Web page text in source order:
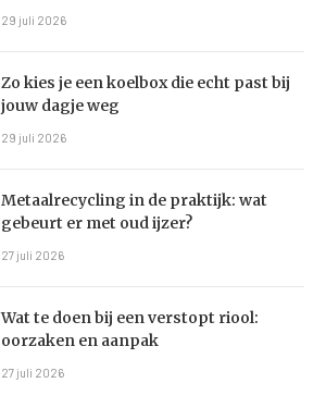
29 juli 2026
Zo kies je een koelbox die echt past bij
jouw dagje weg
29 juli 2026
Metaalrecycling in de praktijk: wat
gebeurt er met oud ijzer?
27 juli 2026
Wat te doen bij een verstopt riool:
oorzaken en aanpak
27 juli 2026